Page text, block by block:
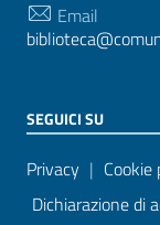
Email
SEGUICI SU
Sezione
Privacy | Cookie
Dichiarazione di